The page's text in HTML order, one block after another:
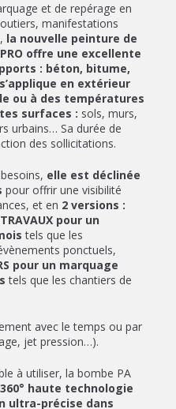
et de repérage en
manifestations
la nouvelle peinture de
PRO offre une excellente
: béton, bitume,
en extérieur
ou à des températures
surfaces : sols, murs,
urbains… Sa durée de
des sollicitations.
elle est déclinée
pour offrir une visibilité
et en 2 versions :
pour un
tels que les
ponctuels,
pour un marquage
tels que les chantiers de
avec le temps ou par
jet pression…).
à utiliser, la bombe PA
haute technologie
ultra-précise dans